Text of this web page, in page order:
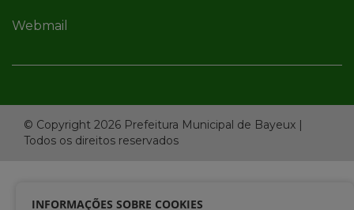
Webmail
© Copyright 2026 Prefeitura Municipal de Bayeux |
Todos os direitos reservados
INFORMAÇÕES SOBRE COOKIES